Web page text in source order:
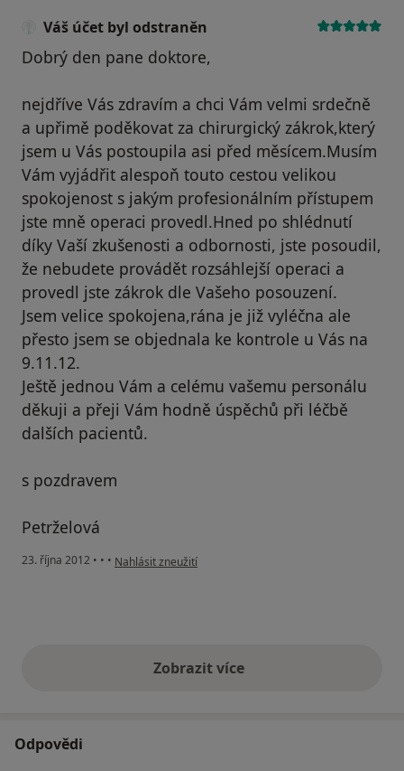
Váš účet byl odstraněn
Dobrý den pane doktore,
nejdříve Vás zdravím a chci Vám velmi srdečně
a upřimě poděkovat za chirurgický zákrok,který
jsem u Vás postoupila asi před měsícem.Musím
Vám vyjádřit alespoň touto cestou velikou
spokojenost s jakým profesionálním přístupem
jste mně operaci provedl.Hned po shlédnutí
díky Vaší zkušenosti a odbornosti, jste posoudil,
že nebudete provádět rozsáhlejší operaci a
provedl jste zákrok dle Vašeho posouzení.
Jsem velice spokojena,rána je již vyléčna ale
přesto jsem se objednala ke kontrole u Vás na
9.11.12.
Ještě jednou Vám a celému vašemu personálu
děkuji a přeji Vám hodně úspěchů při léčbě
dalších pacientů.
s pozdravem
Petrželová
23. října 2012 • • • podle názoru uživatele Váš účet byl odstraněn
Nahlásit zneužití
Zobrazit vícevýše uvedené názory
Odpovědi